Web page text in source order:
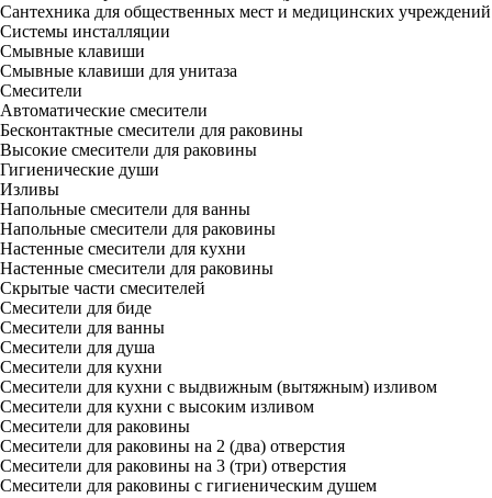
Сантехника для общественных мест и медицинских учреждений
Системы инсталляции
Смывные клавиши
Смывные клавиши для унитаза
Смесители
Автоматические смесители
Бесконтактные смесители для раковины
Высокие смесители для раковины
Гигиенические души
Изливы
Напольные смесители для ванны
Напольные смесители для раковины
Настенные смесители для кухни
Настенные смесители для раковины
Скрытые части смесителей
Смесители для биде
Смесители для ванны
Смесители для душа
Смесители для кухни
Смесители для кухни с выдвижным (вытяжным) изливом
Смесители для кухни с высоким изливом
Смесители для раковины
Смесители для раковины на 2 (два) отверстия
Смесители для раковины на 3 (три) отверстия
Смесители для раковины с гигиеническим душем